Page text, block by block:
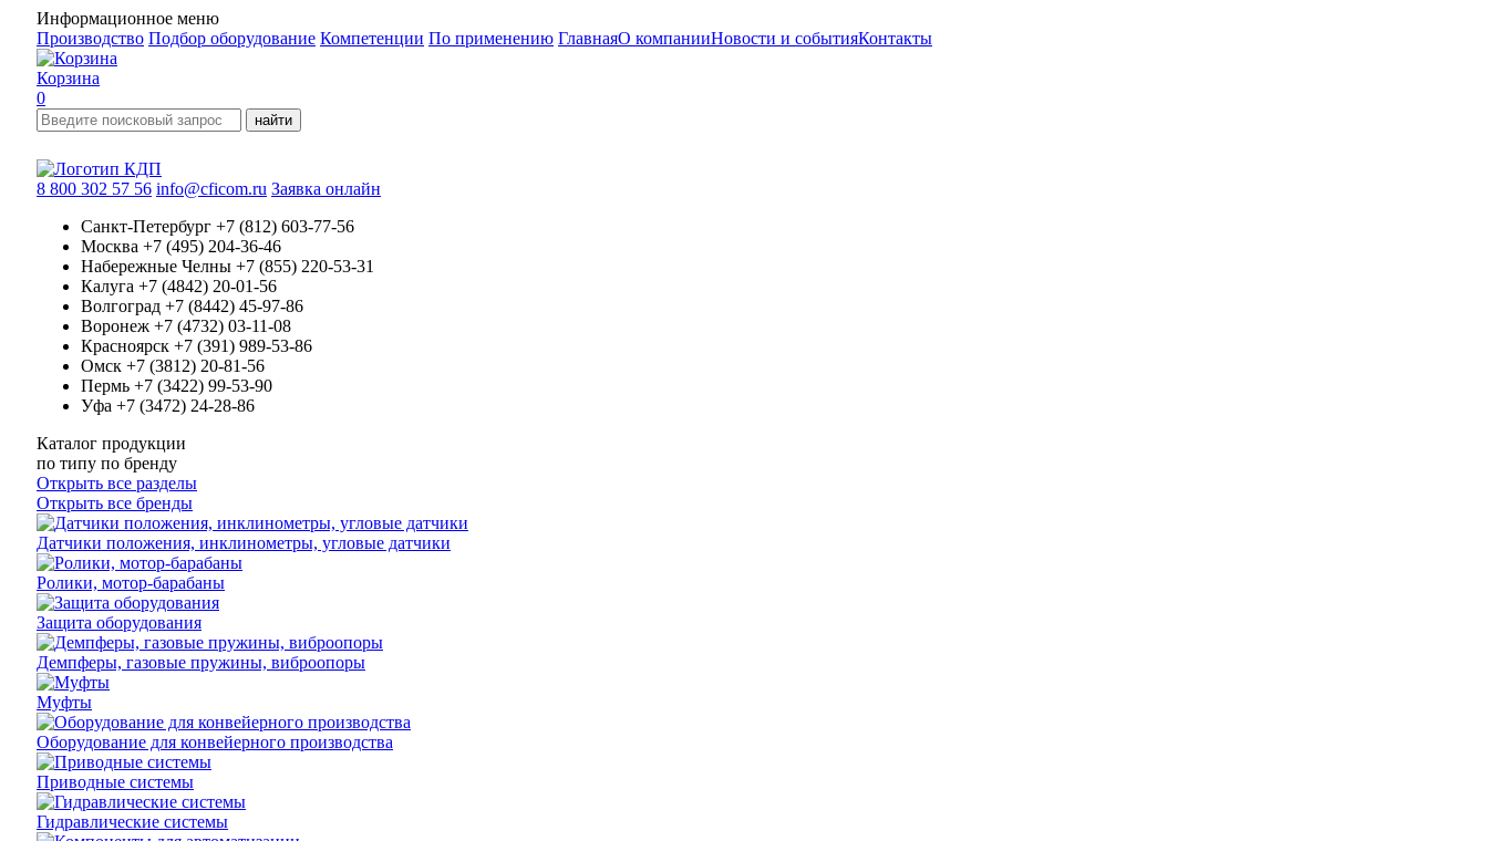
Информационное меню
Производство Подбор оборудование Компетенции По применению ГлавнаяО компанииНовости и событияКонтакты
Корзина
0
найти
8 800 302 57 56 info@cficom.ru Заявка онлайн
Санкт-Петербург +7 (812) 603-77-56
Москва +7 (495) 204-36-46
Набережные Челны +7 (855) 220-53-31
Калуга +7 (4842) 20-01-56
Волгоград +7 (8442) 45-97-86
Воронеж +7 (4732) 03-11-08
Красноярск +7 (391) 989-53-86
Омск +7 (3812) 20-81-56
Пермь +7 (3422) 99-53-90
Уфа +7 (3472) 24-28-86
Каталог продукции
по типу по бренду
Открыть все разделы
Открыть все бренды
Датчики положения, инклинометры, угловые датчики
Ролики, мотор-барабаны
Защита оборудования
Демпферы, газовые пружины, виброопоры
Муфты
Оборудование для конвейерного производства
Приводные системы
Гидравлические системы